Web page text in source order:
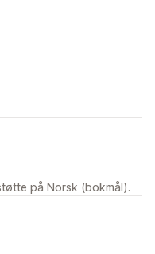
på Norsk (bokmål).